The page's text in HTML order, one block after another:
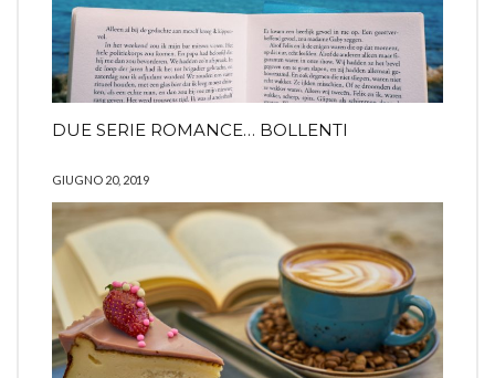
DUE SERIE ROMANCE… BOLLENTI
GIUGNO 20, 2019